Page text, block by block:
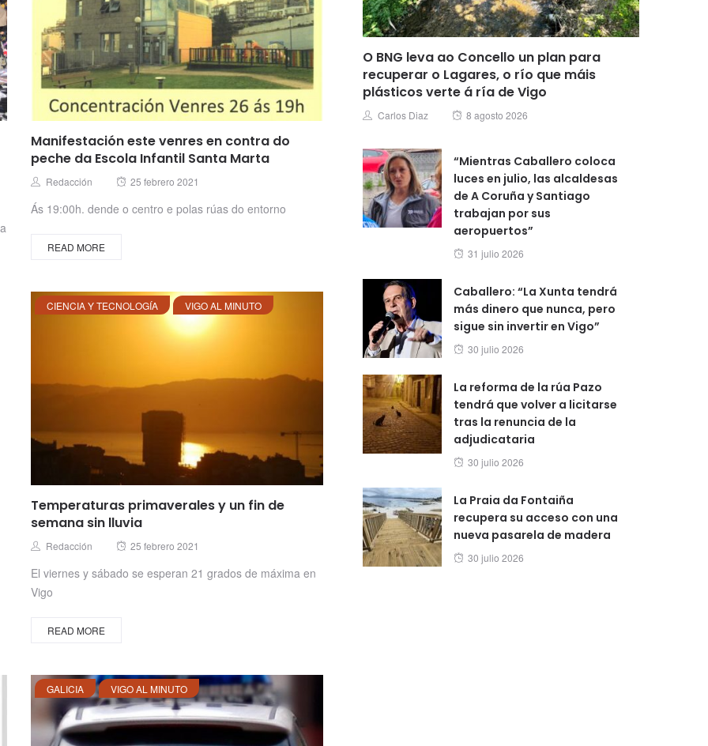
Manifestación este venres en contra do
peche da Escola Infantil Santa Marta
Author
Redacción
Posted
25 febrero 2021
Ás 19:00h. dende o centro e polas rúas do entorno
READ MORE
CIENCIA Y TECNOLOGÍA VIGO AL MINUTO
Temperaturas primaverales y un fin de
semana sin lluvia
Author
Redacción
Posted
25 febrero 2021
El viernes y sábado se esperan 21 grados de máxima en
Vigo
READ MORE
GALICIA VIGO AL MINUTO
O BNG leva ao Concello un plan para
recuperar o Lagares, o río que máis
plásticos verte á ría de Vigo
Author
Carlos Diaz
Posted
8 agosto 2026
“Mientras Caballero coloca
luces en julio, las alcaldesas
de A Coruña y Santiago
trabajan por sus
aeropuertos”
Posted
31 julio 2026
Caballero: “La Xunta tendrá
más dinero que nunca, pero
sigue sin invertir en Vigo”
Posted
30 julio 2026
La reforma de la rúa Pazo
tendrá que volver a licitarse
tras la renuncia de la
adjudicataria
Posted
30 julio 2026
La Praia da Fontaiña
recupera su acceso con una
nueva pasarela de madera
Posted
30 julio 2026